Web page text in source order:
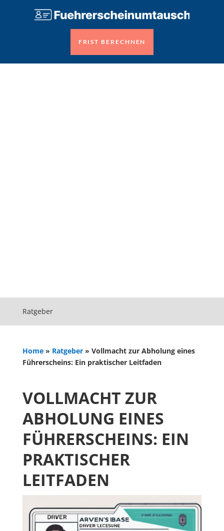
FRIST BERECHNEN
Ratgeber
Home» Ratgeber» Vollmacht zur Abholung eines
Führerscheins: Ein praktischer Leitfaden
VOLLMACHT ZUR
ABHOLUNG EINES
FÜHRERSCHEINS: EIN
PRAKTISCHER
LEITFADEN